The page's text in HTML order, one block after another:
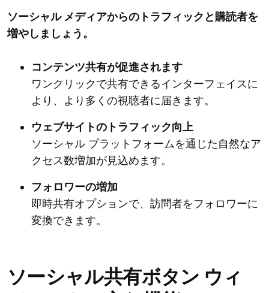
ソーシャル メディアからのトラフィックと購読者を
増やしましょう。
コンテンツ共有が促進されます
ワンクリックで共有できるインターフェイスに
より、より多くの視聴者に届きます。
ウェブサイトのトラフィック向上
ソーシャル プラットフォームを通じた自然なア
クセス数増加が見込めます。
フォロワーの増加
即時共有オプションで、訪問者をフォロワーに
変換できます。
ソーシャル共有ボタン ウィ